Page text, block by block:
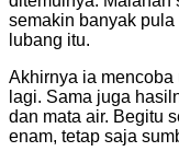
semakin banyak
lubang itu.
Akhirnya ia
lagi. Sama juga
dan mata air. Begitu
enam, tetap saja